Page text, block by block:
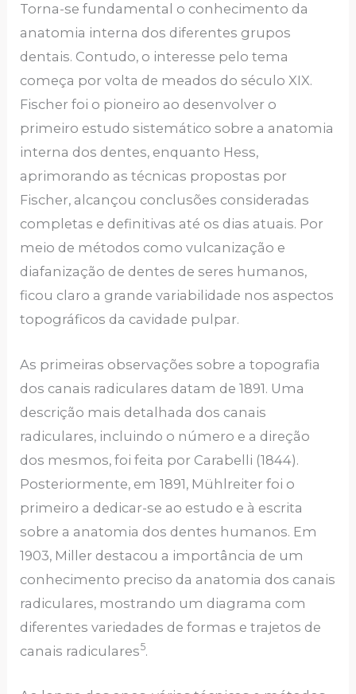
Torna-se fundamental o conhecimento da
anatomia interna dos diferentes grupos
dentais. Contudo, o interesse pelo tema
começa por volta de meados do século XIX.
Fischer foi o pioneiro ao desenvolver o
primeiro estudo sistemático sobre a anatomia
interna dos dentes, enquanto Hess,
aprimorando as técnicas propostas por
Fischer, alcançou conclusões consideradas
completas e definitivas até os dias atuais. Por
meio de métodos como vulcanização e
diafanização de dentes de seres humanos,
ficou claro a grande variabilidade nos aspectos
topográficos da cavidade pulpar.
As primeiras observações sobre a topografia
dos canais radiculares datam de 1891. Uma
descrição mais detalhada dos canais
radiculares, incluindo o número e a direção
dos mesmos, foi feita por Carabelli (1844).
Posteriormente, em 1891, Mühlreiter foi o
primeiro a dedicar-se ao estudo e à escrita
sobre a anatomia dos dentes humanos. Em
1903, Miller destacou a importância de um
conhecimento preciso da anatomia dos canais
radiculares, mostrando um diagrama com
diferentes variedades de formas e trajetos de
canais radiculares5.